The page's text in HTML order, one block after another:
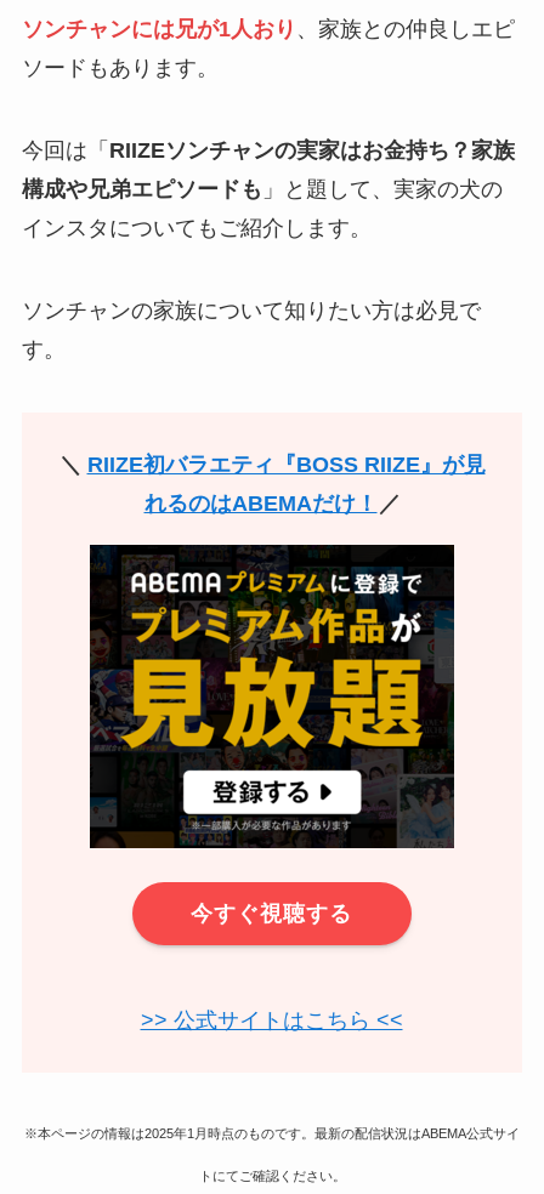
ソンチャンには兄が1人おり 、家族との仲良しエピ
ソードもあります。
今回は「 RIIZEソンチャンの実家はお金持ち？家族
構成や兄弟エピソードも 」と題して、実家の犬の
インスタについてもご紹介します。
ソンチャンの家族について知りたい方は必見で
す。
＼ RIIZE初バラエティ『BOSS RIIZE』が見
れるのはABEMAだけ！ ／
今すぐ視聴する
>> 公式サイトはこちら <<
※本ページの情報は2025年1月時点のものです。最新の配信状況はABEMA公式サイ
トにてご確認ください。